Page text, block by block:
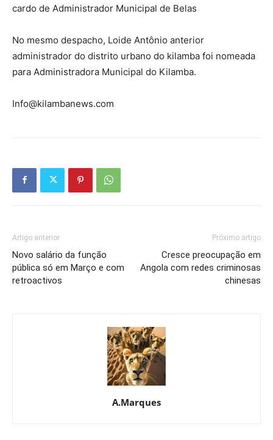
cardo de Administrador Municipal de Belas
No mesmo despacho, Loide Antônio anterior
administrador do distrito urbano do kilamba foi nomeada
para Administradora Municipal do Kilamba.
Info@kilambanews.com
Artigo anterior
Novo salário da função
pública só em Março e com
retroactivos
Próximo artigo
Cresce preocupação em
Angola com redes criminosas
chinesas
A.Marques